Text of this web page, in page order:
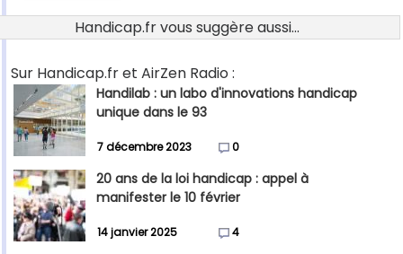
Handicap.fr vous suggère aussi...
Sur Handicap.fr et AirZen Radio :
Handilab : un labo d'innovations handicap
unique dans le 93
7 décembre 2023 0
20 ans de la loi handicap : appel à
manifester le 10 février
14 janvier 2025 4